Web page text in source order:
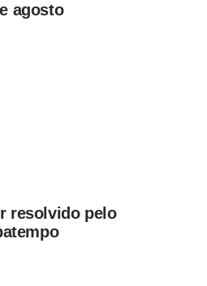
agosto
resolvido pelo